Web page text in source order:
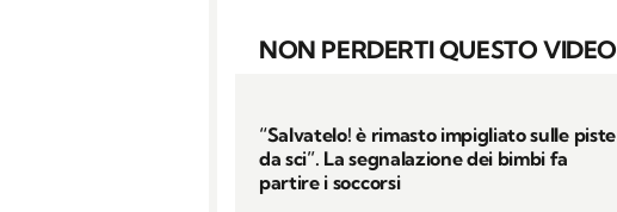
NON PERDERTI QUESTO VIDEO
“Salvatelo! è rimasto impigliato sulle piste
da sci”. La segnalazione dei bimbi fa
partire i soccorsi